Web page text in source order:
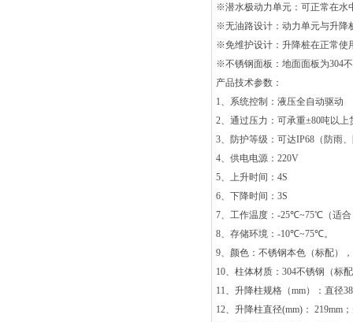
※潜水极动力单元：可正常在水
※无油路设计：动力单元与升降
※免维护设计：升降桩在正常使
※不锈钢面板：地面面板为304
产品技术参数：
1、系统控制：液压全自动驱动
2、通过压力：可承重±80吨以上
3、防护等级：可达IP68 （防雨
4、供电电源： 220V
5、上升时间： 4S
6、下降时间： 3S
7、工作温度： -25℃~75℃ （适
8、存储环境： -10℃~75℃。
9、颜色：不锈钢本色（标配）
10、柱体材质： 304不锈钢（标
11、升降柱规格（mm）：直径
12、升降柱直径(mm) ： 219mm